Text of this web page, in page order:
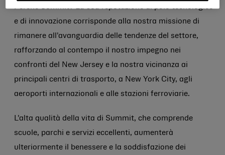
e di innovazione corrisponde alla nostra missione di
rimanere all'avanguardia delle tendenze del settore,
rafforzando al contempo il nostro impegno nei
confronti del New Jersey e la nostra vicinanza ai
principali centri di trasporto, a New York City, agli
aeroporti internazionali e alle stazioni ferroviarie.
L'alta qualità della vita di Summit, che comprende
scuole, parchi e servizi eccellenti, aumenterà
ulteriormente il benessere e la soddisfazione dei